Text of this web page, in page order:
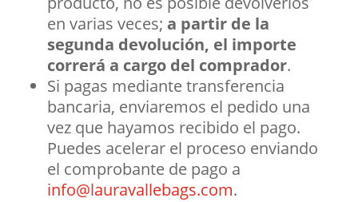
en varias veces; a partir de la
segunda devolución, el importe
correrá a cargo del comprador.
Si pagas mediante transferencia
bancaria, enviaremos el pedido una
vez que hayamos recibido el pago.
Puedes acelerar el proceso enviando
el comprobante de pago a
info@lauravallebags.com.